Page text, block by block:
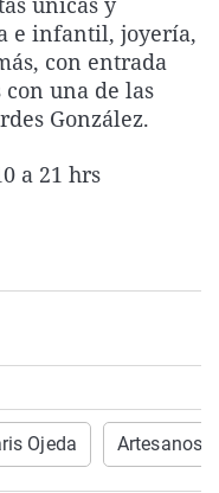
La rosa de los vientos
Gente viajera
Como el perro y el
Caso
Retornados
Equipo de
Extremadura
Galicia
La Rioja
País Vasco
Virales
Televisión
Elecciones
e infantil, joyería,
con entrada
una de las
González.
a 21 hrs
Ojeda Artesanos